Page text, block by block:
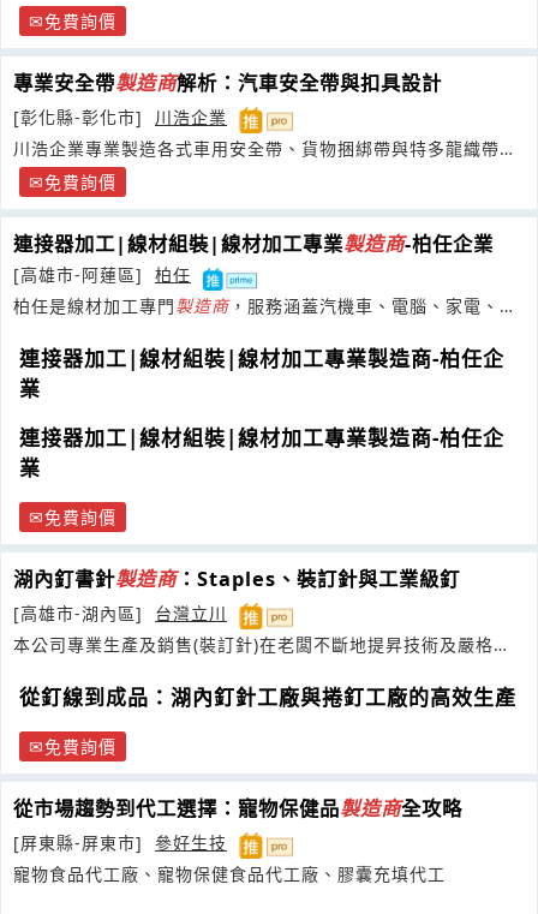
免費詢價
專業安全帶製造商解析：汽車安全帶與扣具設計
[彰化縣-彰化市]
川浩企業
川浩企業專業製造各式車用安全帶、貨物捆綁帶與特多龍織帶
等，品質優良
免費詢價
連接器加工|線材組裝|線材加工專業製造商-柏任企業
[高雄市-阿蓮區]
柏任
柏任是線材加工專門製造商，服務涵蓋汽機車、電腦、家電、運
連接器加工|線材組裝|線材加工專業製造商-柏任企
業
連接器加工|線材組裝|線材加工專業製造商-柏任企
業
免費詢價
湖內釘書針製造商：Staples、裝訂針與工業級釘
[高雄市-湖內區]
台灣立川
本公司專業生產及銷售(裝訂針)在老闆不斷地提昇技術及嚴格要
從釘線到成品：湖內釘針工廠與捲釘工廠的高效生產
免費詢價
從市場趨勢到代工選擇：寵物保健品製造商全攻略
[屏東縣-屏東市]
參好生技
寵物食品代工廠、寵物保健食品代工廠、膠囊充填代工